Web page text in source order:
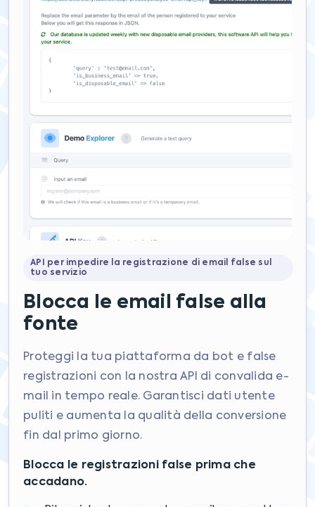
API per impedire la registrazione di email false sul
tuo servizio
Blocca le email false alla
fonte
Proteggi la tua piattaforma da bot e false
registrazioni con la nostra API di convalida e-
mail in tempo reale. Garantisci dati utente
puliti e aumenta la qualità della conversione
fin dal primo giorno.
Blocca le registrazioni false prima che
accadano.